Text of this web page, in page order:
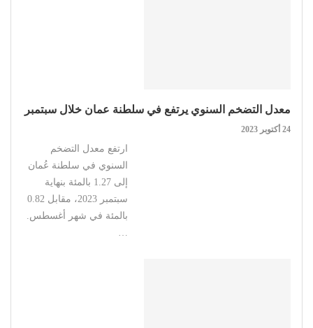
معدل التضخم السنوي يرتفع في سلطنة عمان خلال سبتمبر
24 أكتوبر 2023
ارتفع معدل التضخم
السنوي في سلطنة عُمان
إلى 1.27 بالمئة بنهاية
سبتمبر 2023، مقابل 0.82
بالمئة في شهر أغسطس.